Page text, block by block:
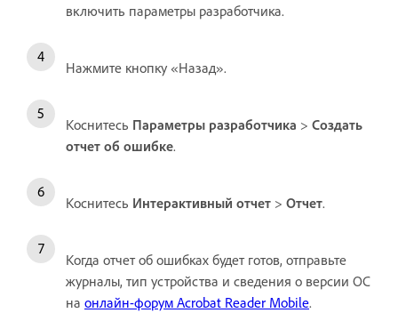
включить параметры разработчика.
Нажмите кнопку «Назад».
Коснитесь Параметры разработчика > Создать
отчет об ошибке.
Коснитесь Интерактивный отчет > Отчет.
Когда отчет об ошибках будет готов, отправьте
журналы, тип устройства и сведения о версии ОС
на онлайн-форум Acrobat Reader Mobile.